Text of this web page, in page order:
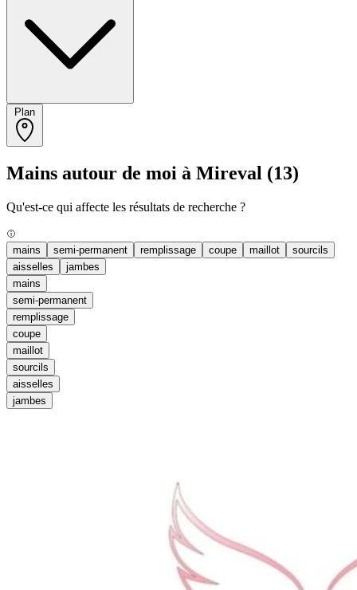
Mains autour de moi à Mireval (13)
Qu'est-ce qui affecte les résultats de recherche ?
mains semi-permanent remplissage coupe maillot
sourcils
aisselles
jambes
mains
semi-permanent
remplissage
coupe
maillot
sourcils
aisselles
jambes